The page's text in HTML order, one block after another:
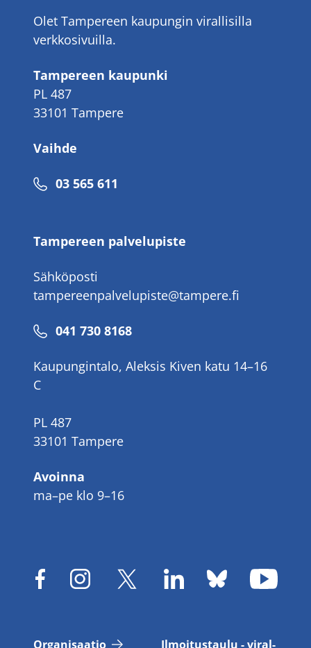
Olet Tampereen kaupungin virallisilla
verkkosivuilla.
Tampereen kaupunki
PL 487
33101 Tampere
Vaihde
Puhelinnumero
03 565 611
Tampereen palvelupiste
Sähköposti
tampereenpalvelupiste@tampere.fi
Puhelinnumero
041 730 8168
Kaupungintalo, Aleksis Kiven katu 14–16
C
PL 487
33101 Tampere
Avoinna
ma–pe klo 9–16
Or­ga­ni­saa­tio
Il­moi­tus­tau­lu - vi­ral­